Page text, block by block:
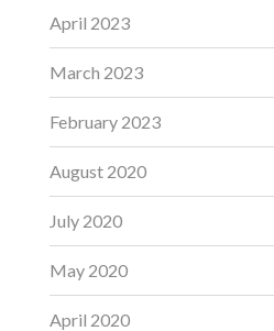
April 2023
March 2023
February 2023
August 2020
July 2020
May 2020
April 2020